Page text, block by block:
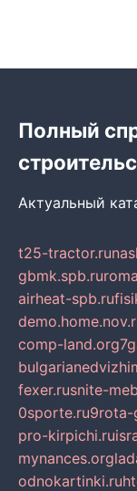
Полный
Актуальный
t25-tractor.ru
gbmk.spb.ru
airheat-spb.ru
comp-land.org
fexer.rusnite-
0sporte.ru9rota-
pro-kirpichi.ru
mynances.org
odnokartinki.ru